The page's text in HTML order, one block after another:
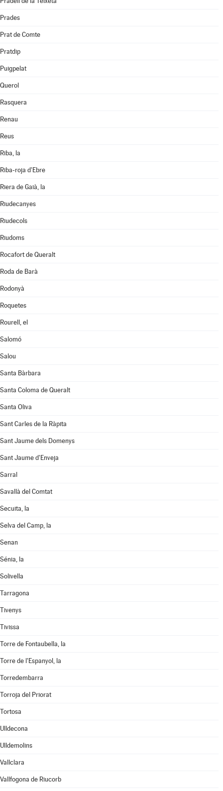
Prades
Prat de Comte
Pratdip
Puigpelat
Querol
Rasquera
Renau
Reus
Riba, la
Riba-roja d'Ebre
Riera de Gaià, la
Riudecanyes
Riudecols
Riudoms
Rocafort de Queralt
Roda de Barà
Rodonyà
Roquetes
Rourell, el
Salomó
Salou
Santa Bàrbara
Santa Coloma de Queralt
Santa Oliva
Sant Carles de la Ràpita
Sant Jaume dels Domenys
Sant Jaume d'Enveja
Sarral
Savallà del Comtat
Secuita, la
Selva del Camp, la
Senan
Sénia, la
Solivella
Tarragona
Tivenys
Tivissa
Torre de Fontaubella, la
Torre de l'Espanyol, la
Torredembarra
Torroja del Priorat
Tortosa
Ulldecona
Ulldemolins
Vallclara
Vallfogona de Riucorb